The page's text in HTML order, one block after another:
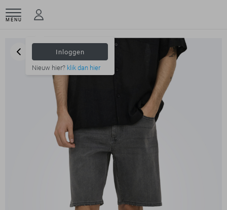
MENU
Inloggen
Nieuw hier? klik dan hier